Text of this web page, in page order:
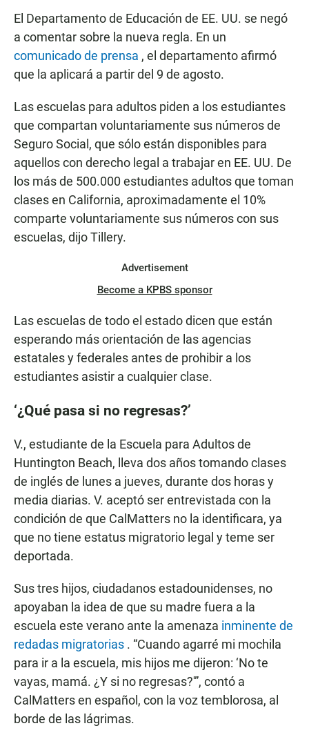
El Departamento de Educación de EE. UU. se negó
a comentar sobre la nueva regla. En un
comunicado de prensa , el departamento afirmó
que la aplicará a partir del 9 de agosto.
Las escuelas para adultos piden a los estudiantes
que compartan voluntariamente sus números de
Seguro Social, que sólo están disponibles para
aquellos con derecho legal a trabajar en EE. UU. De
los más de 500.000 estudiantes adultos que toman
clases en California, aproximadamente el 10%
comparte voluntariamente sus números con sus
escuelas, dijo Tillery.
Advertisement
Become a KPBS sponsor
Las escuelas de todo el estado dicen que están
esperando más orientación de las agencias
estatales y federales antes de prohibir a los
estudiantes asistir a cualquier clase.
‘¿Qué pasa si no regresas?’
V., estudiante de la Escuela para Adultos de
Huntington Beach, lleva dos años tomando clases
de inglés de lunes a jueves, durante dos horas y
media diarias. V. aceptó ser entrevistada con la
condición de que CalMatters no la identificara, ya
que no tiene estatus migratorio legal y teme ser
deportada.
Sus tres hijos, ciudadanos estadounidenses, no
apoyaban la idea de que su madre fuera a la
escuela este verano ante la amenaza inminente de
redadas migratorias . “Cuando agarré mi mochila
para ir a la escuela, mis hijos me dijeron: ‘No te
vayas, mamá. ¿Y si no regresas?'”, contó a
CalMatters en español, con la voz temblorosa, al
borde de las lágrimas.